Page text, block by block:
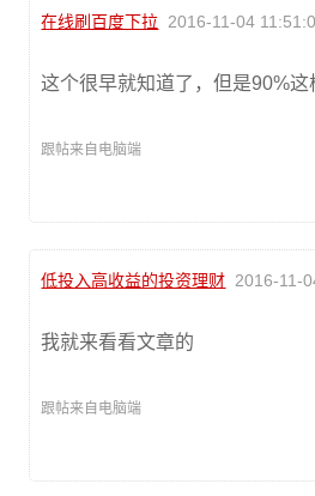
在线刷百度下拉 2016-11-04
这个很早就知道了，但是90%
跟帖来自电脑端
低投入高收益的投资理财 2016-11-
我就来看看文章的
跟帖来自电脑端